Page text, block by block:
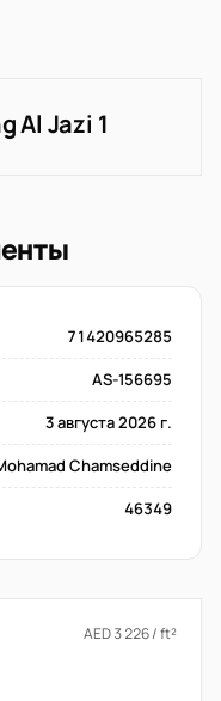
Al Jazi 1
71420965285
AS-156695
3 августа 2026 г.
Chamseddine
46349
AED 3 226 / ft²